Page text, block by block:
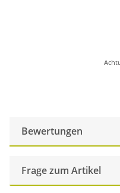
Bewertungen
Frage zum Artikel